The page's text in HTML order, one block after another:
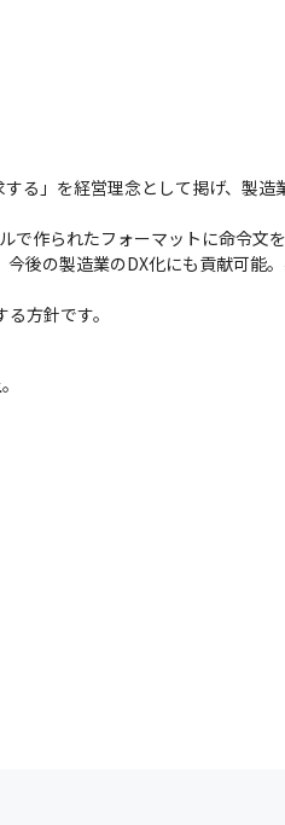
る」を経営理念として掲げ、製造
で作られたフォーマットに命令文
後の製造業のDX化にも貢献可能
方針です。